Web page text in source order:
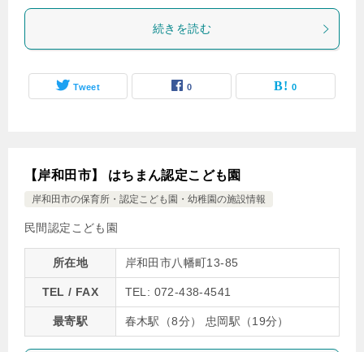
続きを読む
Tweet 0 0
【岸和田市】 はちまん認定こども園
岸和田市の保育所・認定こども園・幼稚園の施設情報
民間認定こども園
所在地 岸和田市八幡町13-85
TEL / FAX TEL: 072-438-4541
最寄駅 春木駅（8分） 忠岡駅（19分）